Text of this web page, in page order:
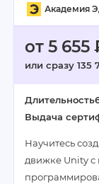
Академия
от 5 655
или сразу 135
Длительность
Выдача
Научитесь
движке Unity с